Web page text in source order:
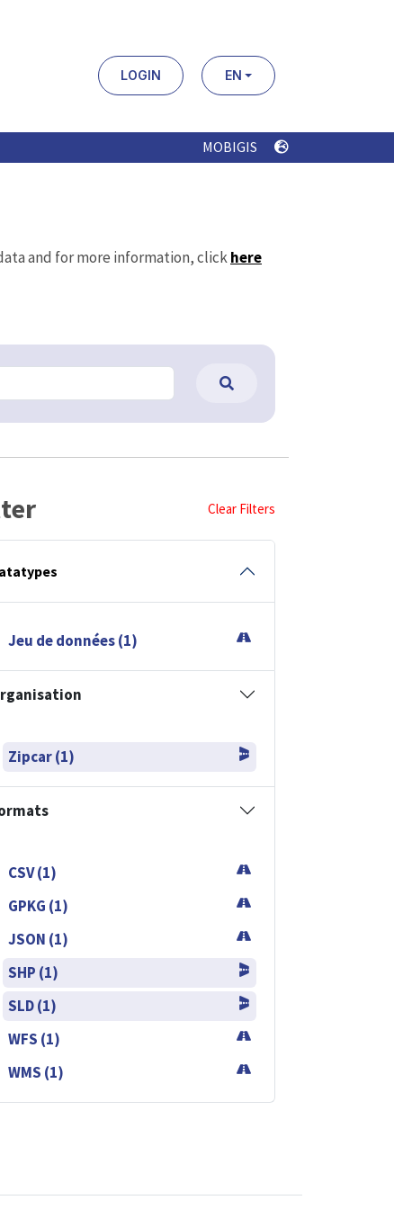
LOGIN EN
MOBIGIS
and for more information, clickhere
Clear Filters
Jeu de données (1)
Zipcar (1)
CSV (1)
GPKG (1)
JSON (1)
SHP (1)
SLD (1)
WFS (1)
WMS (1)